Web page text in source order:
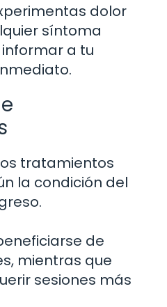
dolor
síntoma
informar a tu
tratamientos
la condición del
de
mientras que
sesiones más